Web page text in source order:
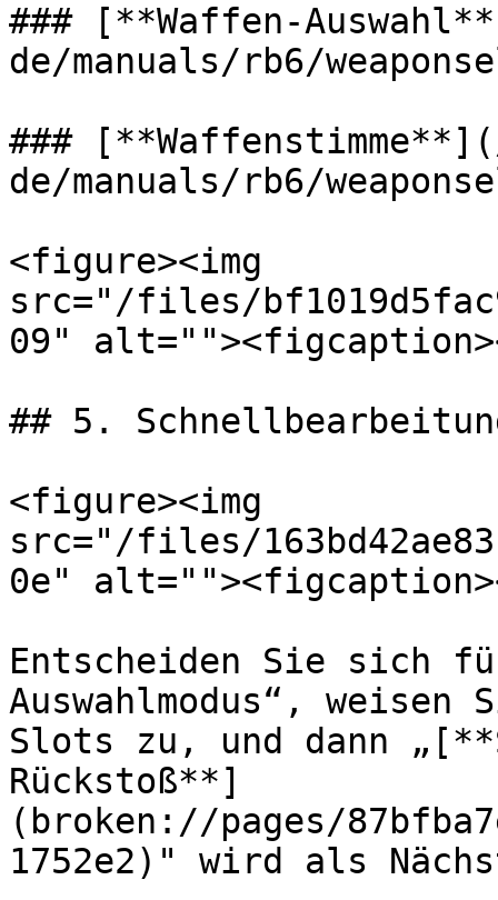
### [**Waffen-
de/manuals/rb6/
###
de/manuals/rb6/
<figure><img
src="/files/
09"
## 5.
<figure><img
src="/files/
0e"
Entscheiden Sie sich
Auswahlmodus“,
Slots zu, und dann
Rückstoß**]
(broken://pages/
1752e2)" wird als